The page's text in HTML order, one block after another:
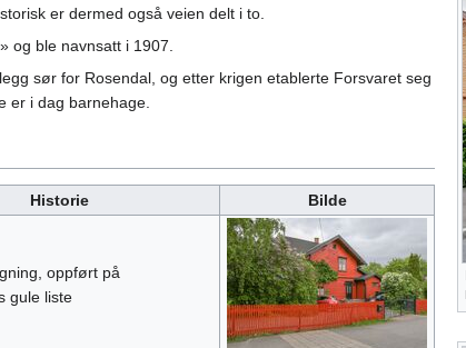
er dermed også veien delt i to.
og ble navnsatt i 1907.
sør for Rosendal, og etter krigen etablerte Forsvaret seg
er i dag barnehage.
Historie Bilde
oppført på
gule liste